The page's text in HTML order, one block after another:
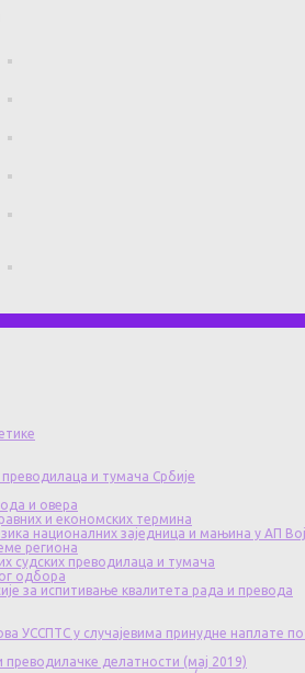
и тумача Србије
и овера
и економских термина
националних заједница и мањина у АП
региона
судских преводилаца и тумача
одбора
за испитивање квалитета рада и превода
УССПТС у случајевима принудне наплате
преводилачке делатности (мај 2019)